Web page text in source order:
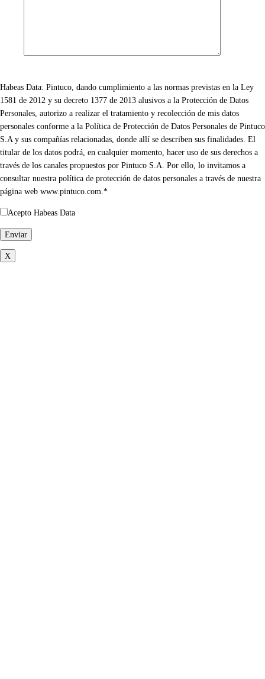
Habeas Data: Pintuco, dando cumplimiento a las normas previstas en la Ley
1581 de 2012 y su decreto 1377 de 2013 alusivos a la Protección de Datos
Personales, autorizo a realizar el tratamiento y recolección de mis datos
personales conforme a la Política de Protección de Datos Personales de Pintuco
S.A y sus compañías relacionadas, donde allí se describen sus finalidades. El
titular de los datos podrá, en cualquier momento, hacer uso de sus derechos a
través de los canales propuestos por Pintuco S.A. Por ello, lo invitamos a
consultar nuestra política de protección de datos personales a través de nuestra
página web www.pintuco.com.*
Acepto Habeas Data
X